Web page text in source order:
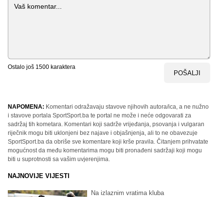
Komentar
Ostalo još 1500 karaktera
POŠALJI
NAPOMENA: Komentari odražavaju stavove njihovih autora/ica, a ne nužno
i stavove portala SportSport.ba te portal ne može i neće odgovarati za
sadržaj tih kometara. Komentari koji sadrže vrijeđanja, psovanja i vulgaran
riječnik mogu biti uklonjeni bez najave i objašnjenja, ali to ne obavezuje
SportSport.ba da obriše sve komentare koji krše pravila. Čitanjem prihvatate
mogućnost da među komentarima mogu biti pronađeni sadržaji koji mogu
biti u suprotnosti sa vašim uvjerenjima.
NAJNOVIJE VIJESTI
Na izlaznim vratima kluba